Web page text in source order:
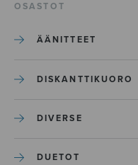
OSASTOT
ÄÄNITTEET
DISKANTTIKUORO
DIVERSE
DUETOT